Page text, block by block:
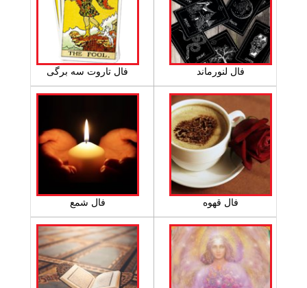
فال لنورماند فال تاروت سه برگی
فال قهوه فال شمع